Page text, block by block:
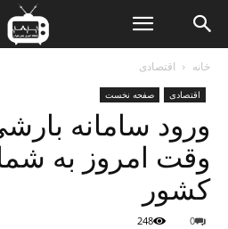
خانه اقتصادی
اقتصادی صفحه نخست
ورود سامانه
وقت امروز به
کشور
0
248